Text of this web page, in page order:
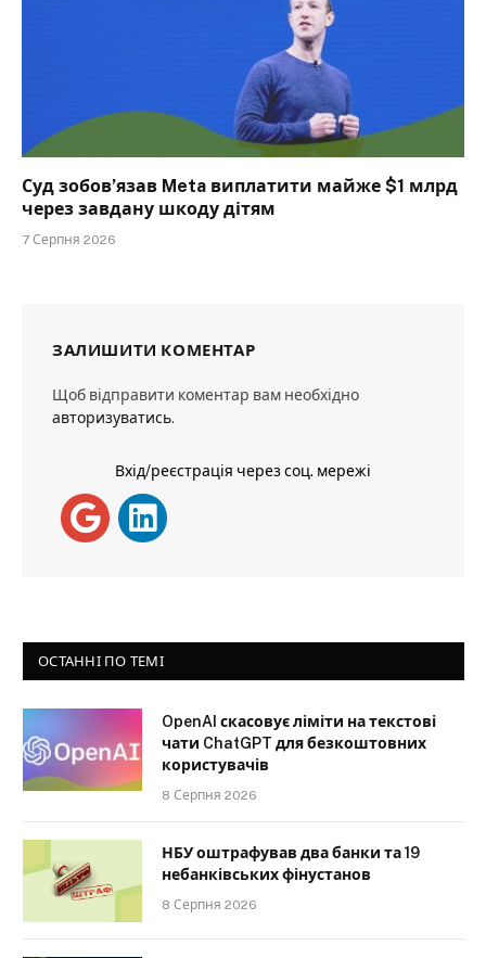
Суд зобов’язав Meta виплатити майже $1 млрд
через завдану шкоду дітям
7 Серпня 2026
ЗАЛИШИТИ КОМЕНТАР
Щоб відправити коментар вам необхідно
авторизуватись.
Вхід/реєстрація через соц. мережі
ОСТАННІ ПО ТЕМІ
OpenAI скасовує ліміти на текстові
чати ChatGPT для безкоштовних
користувачів
8 Серпня 2026
НБУ оштрафував два банки та 19
небанківських фінустанов
8 Серпня 2026